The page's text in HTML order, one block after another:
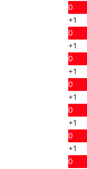
0
+1
0
+1
0
+1
0
+1
0
+1
0
+1
0